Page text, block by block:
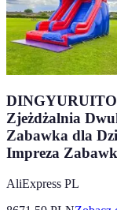
Zjeżdżalnia
Zabawka dla
Impreza
AliExpress PL